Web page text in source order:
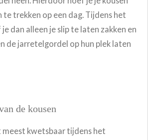
te trekken op een dag. Tijdens het
dan alleen je slip te laten zakken en
de jarretelgordel op hun plek laten
de kousen
meest kwetsbaar tijdens het